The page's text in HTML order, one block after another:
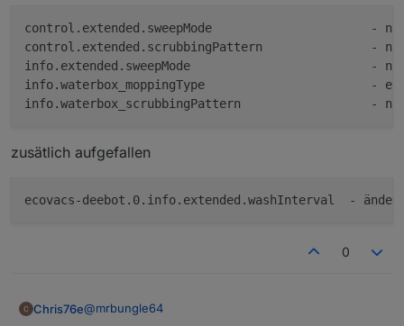
control.extended.sweepMode			- nicht mehr erschienen
control.extended.scrubbingPattern	        - nicht mehr erschienen
info.extended.sweepMode				- nicht mehr erscheinen
info.waterbox_moppingType			- erscheint alle 60 sekunden mit standard, egal was ausgewählt wurde
zusätlich aufgefallen
0
Chris76e@mrbungle64